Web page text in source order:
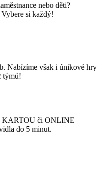
nebo děti?
si každý!
Nabízíme však i únikové hry
týmů!
KARTOU či ONLINE
do 5 minut.